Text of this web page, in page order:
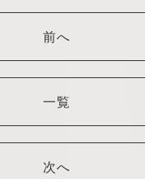
前へ
一覧
次へ